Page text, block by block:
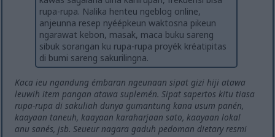
rupa-rupa. Nalika henteu ngeblog online,
anjeunna resep nyéépkeun waktosna pikeun
ngarawat kebon, masak, maca buku sareng
sibuk sorangan ku rupa-rupa proyék kréatipitas
di bumi sareng sakurilingna.
Kaca ieu ngandung émbaran ngeunaan sipat gizi hiji atawa
leuwih item pangan atawa suplemén. Sipat sapertos kitu tiasa
rupa-rupa di sakuliah dunya gumantung kana usum panén,
kaayaan taneuh, kaayaan karaharjaan sato, kaayaan lokal
anu sanés, jsb. Seueur nagara gaduh pedoman dietary resmi